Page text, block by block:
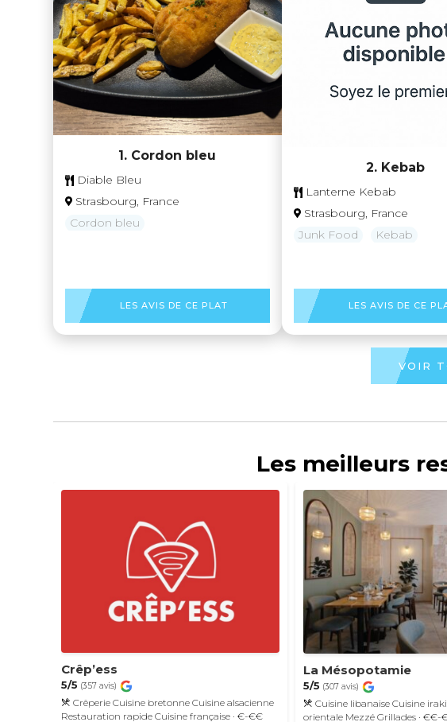
1. Cordon bleu
Diable Bleu
Strasbourg, France
Cordon bleu
LES AVIS DE CE PLAT
2. Kebab
Lanterne Kebab
Strasbourg, France
Junk Food
Kebab
LES AVIS DE CE
VOIR
Les meilleurs
Crêp’ess
5/5 (357 avis)
Crêperie Cuisine bretonne Cuisine alsacienne
Restauration rapide Cuisine française · €-€€
La Mésopotamie
5/5 (307 avis)
Cuisine libanaise Cuisine
orientale Mezzé Grillades · €€-